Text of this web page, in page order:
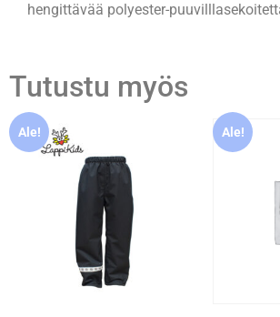
hengittävää polyester-
Tutustu myös
Ale! Ale!